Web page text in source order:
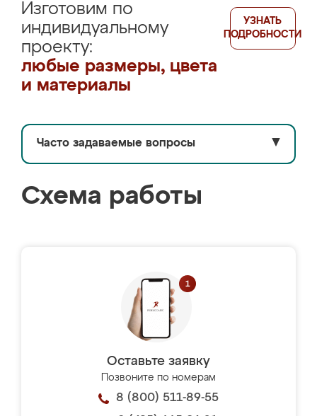
Изготовим по
индивидуальному
проекту:
любые размеры, цвета
и материалы
УЗНАТЬ
ПОДРОБНОСТИ
Часто задаваемые вопросы ▼
Схема работы
Оставьте заявку
Позвоните по номерам
8 (800) 511-89-55